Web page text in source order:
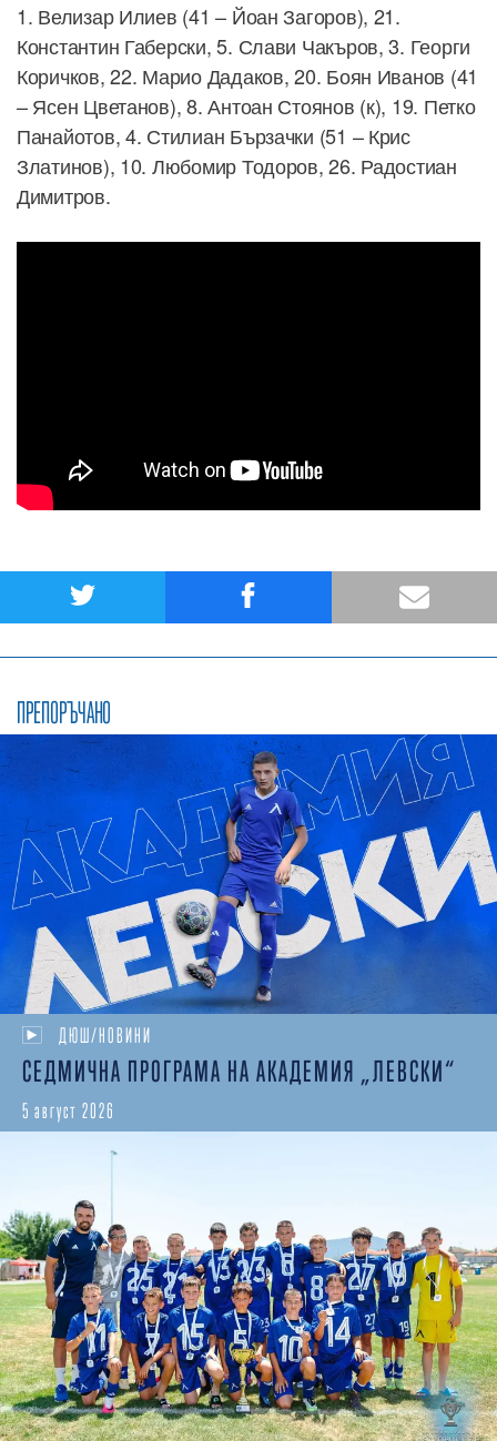
1. Велизар Илиев (41 – Йоан Загоров), 21.
Константин Габерски, 5. Слави Чакъров, 3. Георги
Коричков, 22. Марио Дадаков, 20. Боян Иванов (41
– Ясен Цветанов), 8. Антоан Стоянов (к), 19. Петко
Панайотов, 4. Стилиан Бързачки (51 – Крис
Златинов), 10. Любомир Тодоров, 26. Радостиан
Димитров.
ПРЕПОРЪЧАНО
ДЮШ/НОВИНИ
СЕДМИЧНА ПРОГРАМА НА АКАДЕМИЯ „ЛЕВСКИ“
5 август 2026